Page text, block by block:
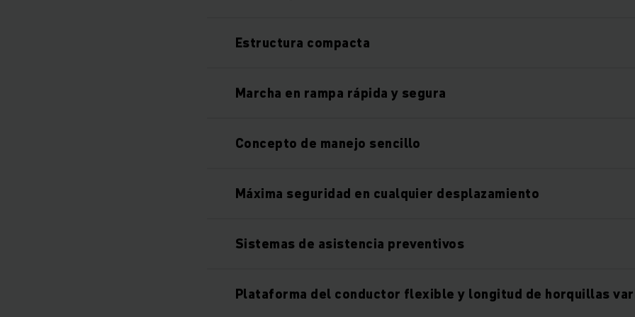
Estructura compacta
Marcha en rampa rápida y segura
Concepto de manejo sencillo
Máxima seguridad en cualquier desplazamiento
Sistemas de asistencia preventivos
Plataforma del conductor flexible y longitud de horquillas